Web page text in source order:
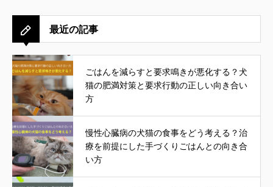
最近の記事
ごはんを減らすと要求鳴きが悪化する？犬
猫の肥満対策と要求行動の正しい向き合い
方
慢性心臓病の犬猫の食事をどう考える？治
療を前提にした手づくりごはんとの向き合
い方